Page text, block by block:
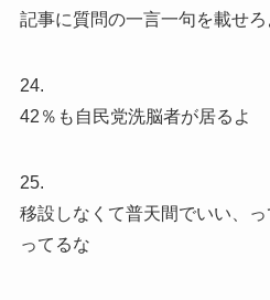
記事に質問の一言一句を載せろ
24.
42％も自民党洗脳者が居るよ
25.
移設しなくて普天間でいい、
ってるな